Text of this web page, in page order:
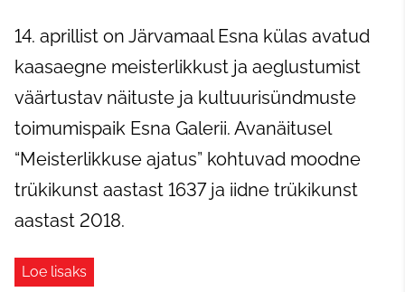
14. aprillist on Järvamaal Esna külas avatud
kaasaegne meisterlikkust ja aeglustumist
väärtustav näituste ja kultuurisündmuste
toimumispaik Esna Galerii. Avanäitusel
“Meisterlikkuse ajatus” kohtuvad moodne
trükikunst aastast 1637 ja iidne trükikunst
aastast 2018.
Loe lisaks